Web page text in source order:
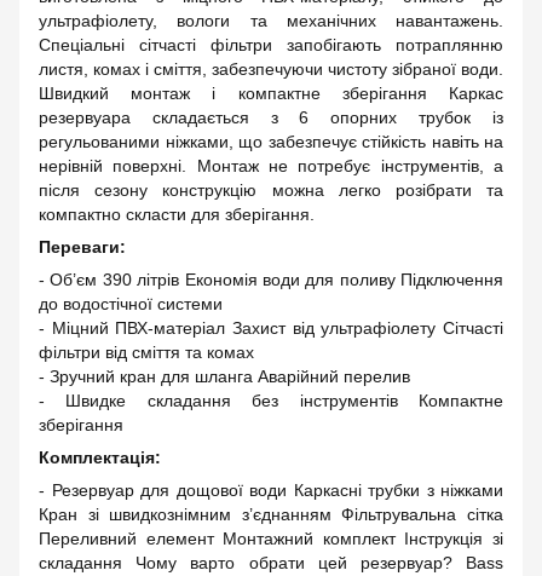
ультрафіолету, вологи та механічних навантажень.
Спеціальні сітчасті фільтри запобігають потраплянню
листя, комах і сміття, забезпечуючи чистоту зібраної води.
Швидкий монтаж і компактне зберігання Каркас
резервуара складається з 6 опорних трубок із
регульованими ніжками, що забезпечує стійкість навіть на
нерівній поверхні. Монтаж не потребує інструментів, а
після сезону конструкцію можна легко розібрати та
компактно скласти для зберігання.
Переваги:
- Об’єм 390 літрів Економія води для поливу Підключення
до водостічної системи
- Міцний ПВХ-матеріал Захист від ультрафіолету Сітчасті
фільтри від сміття та комах
- Зручний кран для шланга Аварійний перелив
- Швидке складання без інструментів Компактне
зберігання
Комплектація:
- Резервуар для дощової води Каркасні трубки з ніжками
Кран зі швидкознімним з’єднанням Фільтрувальна сітка
Переливний елемент Монтажний комплект Інструкція зі
складання Чому варто обрати цей резервуар? Bass